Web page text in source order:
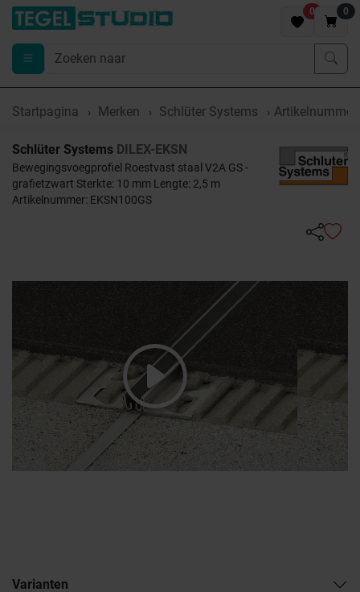
0 0
Startpagina Merken Schlüter Systems Artikelnummer
Schlüter Systems DILEX-EKSN
Bewegingsvoegprofiel Roestvast staal V2A GS -
grafietzwart Sterkte: 10 mm Lengte: 2,5 m
Artikelnummer: EKSN100GS
Varianten